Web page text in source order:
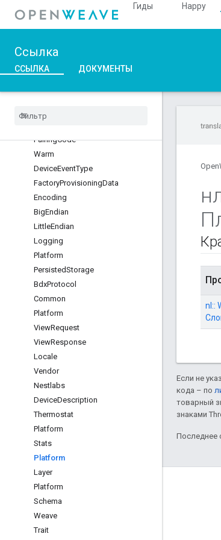
Гиды Happy
Ссылка
ССЫЛКА ДОКУМЕНТЫ
Platform
Development
DeviceCA
PairingCode
Warm
DeviceEventType
FactoryProvisioningData
Encoding
BigEndian
LittleEndian
Logging
Platform
PersistedStorage
BdxProtocol
Common
Platform
ViewRequest
ViewResponse
Locale
Vendor
Nestlabs
DeviceDescription
Thermostat
Platform
Stats
Platform
Layer
Platform
Schema
Weave
Trait
nl::
Если не
кода – по
товарный
знаками
Последнее
GitHub
OpenWeave